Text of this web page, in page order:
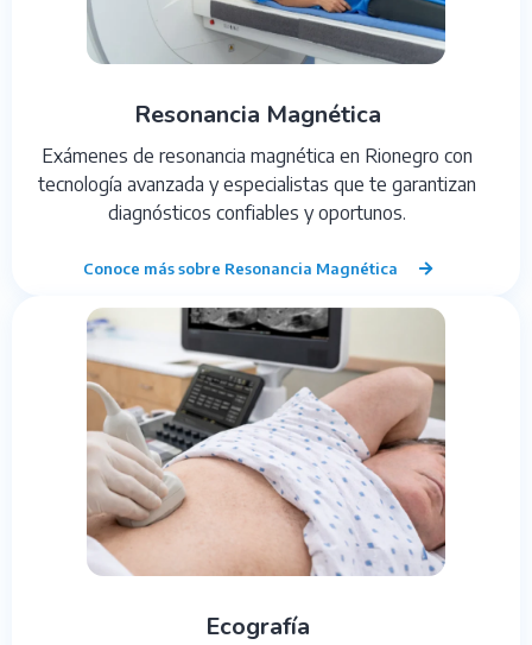
Resonancia Magnética
Exámenes de resonancia magnética en Rionegro con
tecnología avanzada y especialistas que te garantizan
diagnósticos confiables y oportunos.
Conoce más sobre Resonancia Magnética
Ecografía